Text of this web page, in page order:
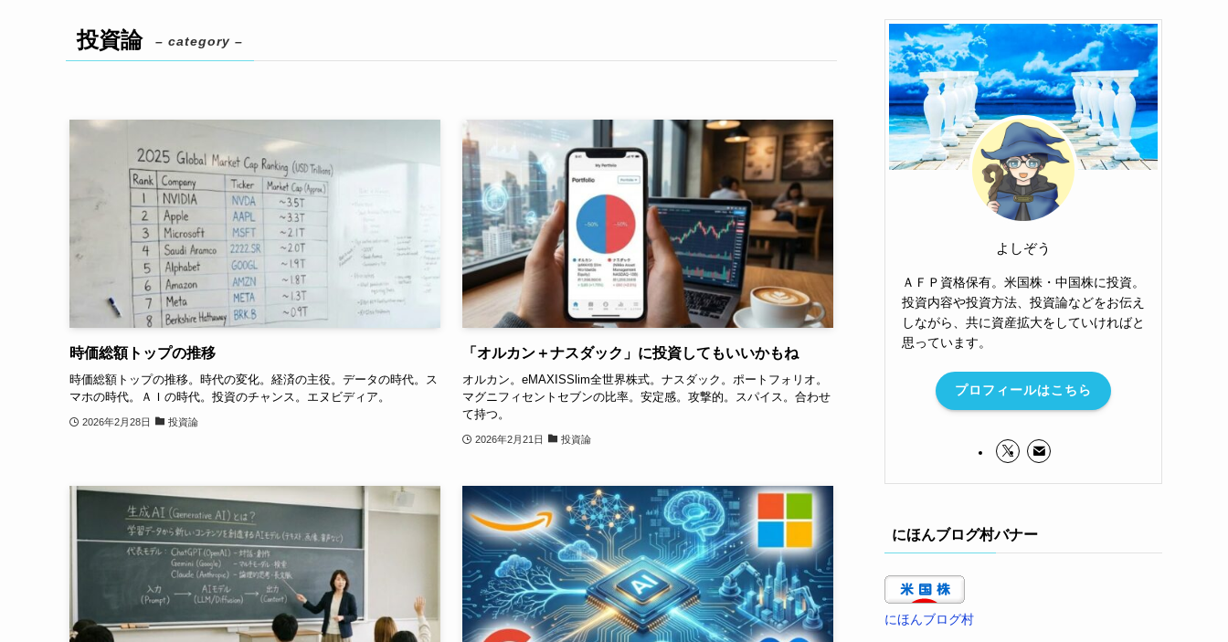
投資論 – category –
時価総額トップの推移
時価総額トップの推移。時代の変化。経済の主役。データの時代。ス
マホの時代。ＡＩの時代。投資のチャンス。エヌビディア。
2026年2月28日 投資論
「オルカン＋ナスダック」に投資してもいいかもね
オルカン。eMAXISSlim全世界株式。ナスダック。ポートフォリオ。
マグニフィセントセブンの比率。安定感。攻撃的。スパイス。合わせ
て持つ。
2026年2月21日 投資論
よしぞう
ＡＦＰ資格保有。米国株・中国株に投資。
投資内容や投資方法、投資論などをお伝え
しながら、共に資産拡大をしていければと
思っています。
プロフィールはこちら
にほんブログ村バナー
にほんブログ村